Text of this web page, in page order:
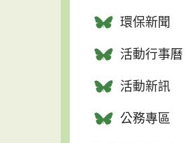
環保新聞
活動行事曆
活動新訊
公務專區